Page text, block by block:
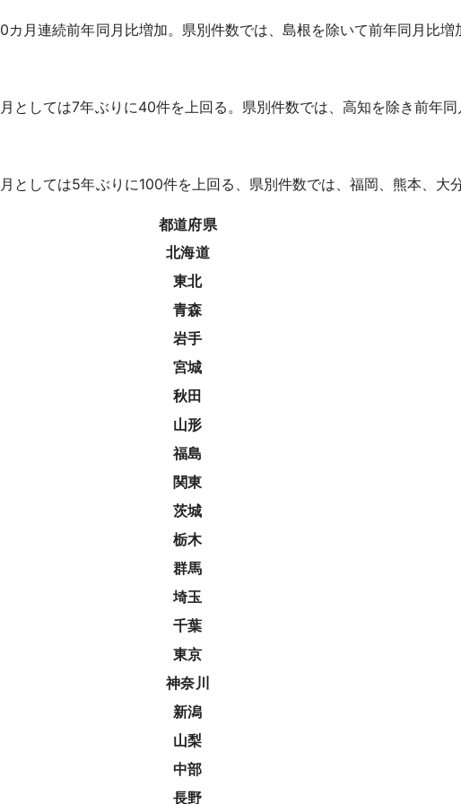
カ月連続前年同月比増加。県別件数では、島根を除いて前年同月比増
月としては7年ぶりに40件を上回る。県別件数では、高知を除き前年同
月としては5年ぶりに100件を上回る、県別件数では、福岡、熊本、大
都道府県
北海道
東北
青森
岩手
宮城
秋田
山形
福島
関東
茨城
栃木
群馬
埼玉
千葉
東京
神奈川
新潟
山梨
中部
長野